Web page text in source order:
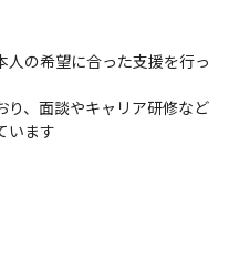
人の希望に合った支援を行っ
り、面談やキャリア研修など
います